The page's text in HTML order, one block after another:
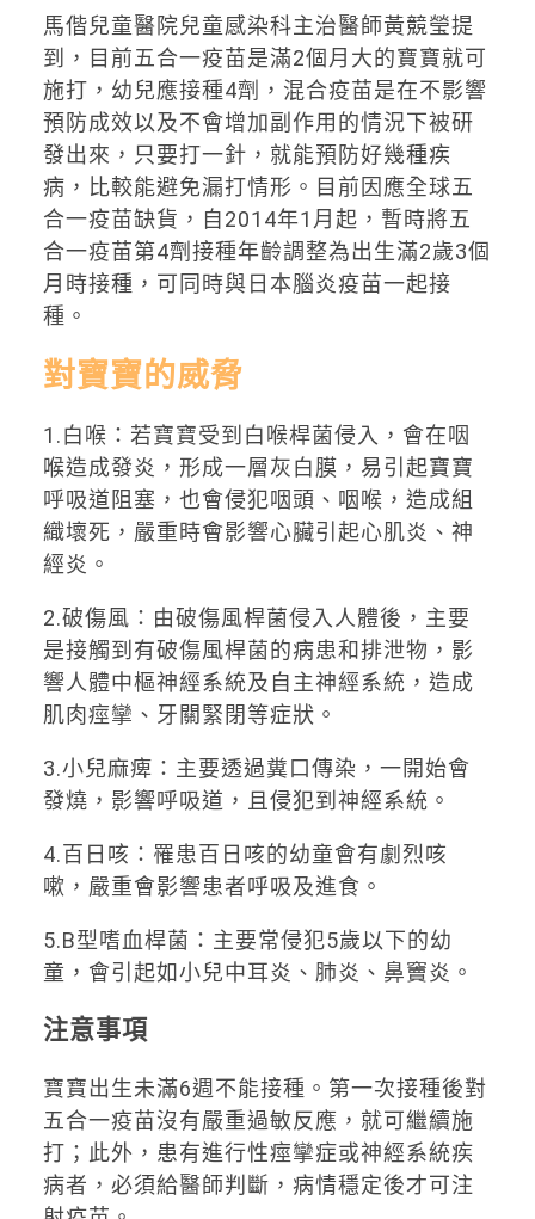
馬偕兒童醫院兒童感染科主治醫師黃競瑩提
到，目前五合一疫苗是滿2個月大的寶寶就可
施打，幼兒應接種4劑，混合疫苗是在不影響
預防成效以及不會增加副作用的情況下被研
發出來，只要打一針，就能預防好幾種疾
病，比較能避免漏打情形。目前因應全球五
合一疫苗缺貨，自2014年1月起，暫時將五
合一疫苗第4劑接種年齡調整為出生滿2歲3個
月時接種，可同時與日本腦炎疫苗一起接
種。
對寶寶的威脅
1.白喉：若寶寶受到白喉桿菌侵入，會在咽
喉造成發炎，形成一層灰白膜，易引起寶寶
呼吸道阻塞，也會侵犯咽頭、咽喉，造成組
織壞死，嚴重時會影響心臟引起心肌炎、神
經炎。
2.破傷風：由破傷風桿菌侵入人體後，主要
是接觸到有破傷風桿菌的病患和排泄物，影
響人體中樞神經系統及自主神經系統，造成
肌肉痙攣、牙關緊閉等症狀。
3.小兒麻痺：主要透過糞口傳染，一開始會
發燒，影響呼吸道，且侵犯到神經系統。
4.百日咳：罹患百日咳的幼童會有劇烈咳
嗽，嚴重會影響患者呼吸及進食。
5.B型嗜血桿菌：主要常侵犯5歲以下的幼
童，會引起如小兒中耳炎、肺炎、鼻竇炎。
注意事項
寶寶出生未滿6週不能接種。第一次接種後對
五合一疫苗沒有嚴重過敏反應，就可繼續施
打；此外，患有進行性痙攣症或神經系統疾
病者，必須給醫師判斷，病情穩定後才可注